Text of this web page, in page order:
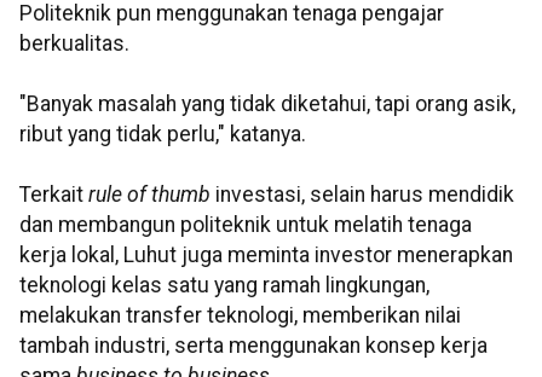
Politeknik pun menggunakan tenaga pengajar
berkualitas.
"Banyak masalah yang tidak diketahui, tapi orang asik,
ribut yang tidak perlu," katanya.
Terkait rule of thumb investasi, selain harus mendidik
dan membangun politeknik untuk melatih tenaga
kerja lokal, Luhut juga meminta investor menerapkan
teknologi kelas satu yang ramah lingkungan,
melakukan transfer teknologi, memberikan nilai
tambah industri, serta menggunakan konsep kerja